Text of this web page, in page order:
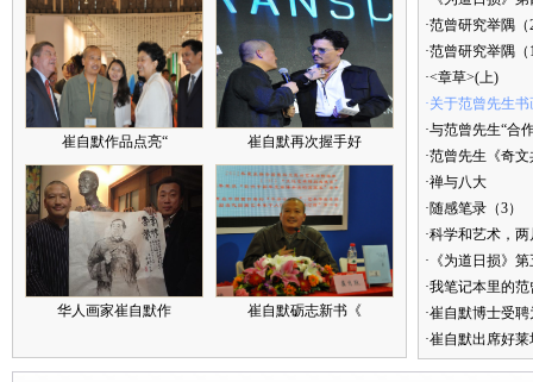
崔自默作品点亮“ 崔自默再次握手好
华人画家崔自默作 崔自默砺志新书《
·范曾研究举隅（
·范曾研究举隅（
·<章草>(上)
·关于范曾先生
·与范曾先生“合
·范曾先生《奇
·禅与八大
·随感笔录（3）
·科学和艺术，
·《为道日损》
·我笔记本里的
·崔自默博士受
·崔自默出席好